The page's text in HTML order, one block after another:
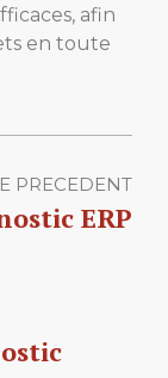
afin
en toute
PRECEDENT
ERP